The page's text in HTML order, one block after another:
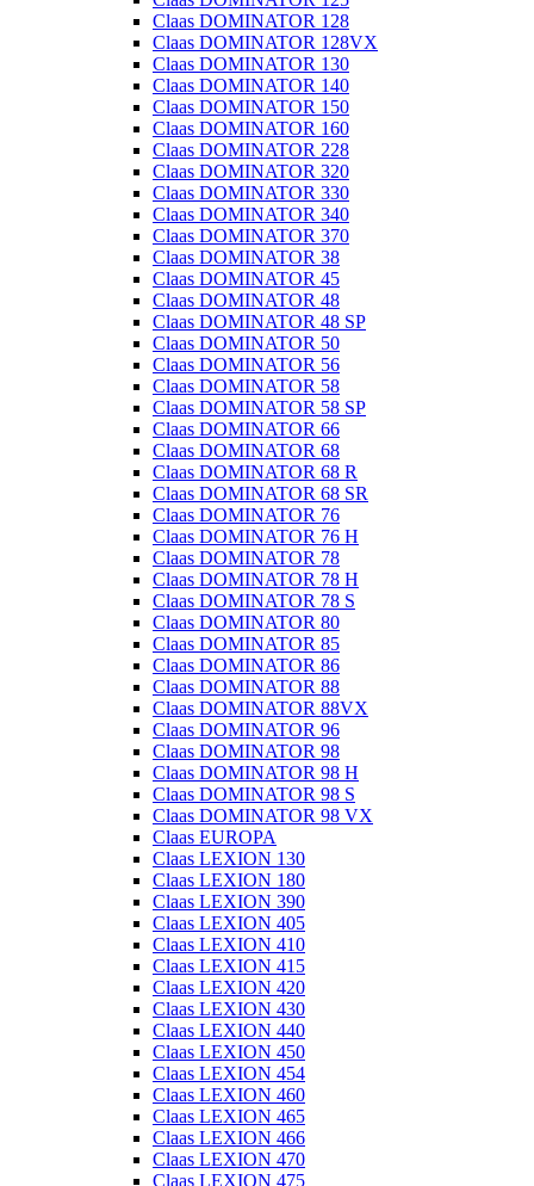
Claas DOMINATOR 128
Claas DOMINATOR 128VX
Claas DOMINATOR 130
Claas DOMINATOR 140
Claas DOMINATOR 150
Claas DOMINATOR 160
Claas DOMINATOR 228
Claas DOMINATOR 320
Claas DOMINATOR 330
Claas DOMINATOR 340
Claas DOMINATOR 370
Claas DOMINATOR 38
Claas DOMINATOR 45
Claas DOMINATOR 48
Claas DOMINATOR 48 SP
Claas DOMINATOR 50
Claas DOMINATOR 56
Claas DOMINATOR 58
Claas DOMINATOR 58 SP
Claas DOMINATOR 66
Claas DOMINATOR 68
Claas DOMINATOR 68 R
Claas DOMINATOR 68 SR
Claas DOMINATOR 76
Claas DOMINATOR 76 H
Claas DOMINATOR 78
Claas DOMINATOR 78 H
Claas DOMINATOR 78 S
Claas DOMINATOR 80
Claas DOMINATOR 85
Claas DOMINATOR 86
Claas DOMINATOR 88
Claas DOMINATOR 88VX
Claas DOMINATOR 96
Claas DOMINATOR 98
Claas DOMINATOR 98 H
Claas DOMINATOR 98 S
Claas DOMINATOR 98 VX
Claas EUROPA
Claas LEXION 130
Claas LEXION 180
Claas LEXION 390
Claas LEXION 405
Claas LEXION 410
Claas LEXION 415
Claas LEXION 420
Claas LEXION 430
Claas LEXION 440
Claas LEXION 450
Claas LEXION 454
Claas LEXION 460
Claas LEXION 465
Claas LEXION 466
Claas LEXION 470
Claas LEXION 475